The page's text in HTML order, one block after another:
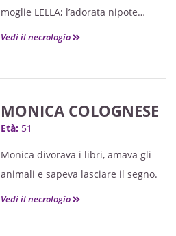
moglie LELLA; l’adorata nipote
ELEONORA e la cognata
Vedi il necrologio
MONICA COLOGNESE
Età: 51
Monica divorava i libri, amava gli
animali e sapeva lasciare il segno.
Vedi il necrologio